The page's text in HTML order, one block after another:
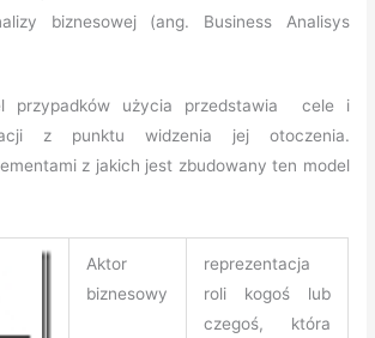
biznesowej (ang. Business Analisys
przypadków użycia przedstawia cele i
z punktu widzenia jej otoczenia.
z jakich jest zbudowany ten model
Aktor
biznesowy
reprezentacja
roli kogoś lub
czegoś, która